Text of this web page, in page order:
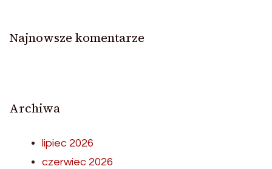
Najnowsze komentarze
Archiwa
lipiec 2026
czerwiec 2026